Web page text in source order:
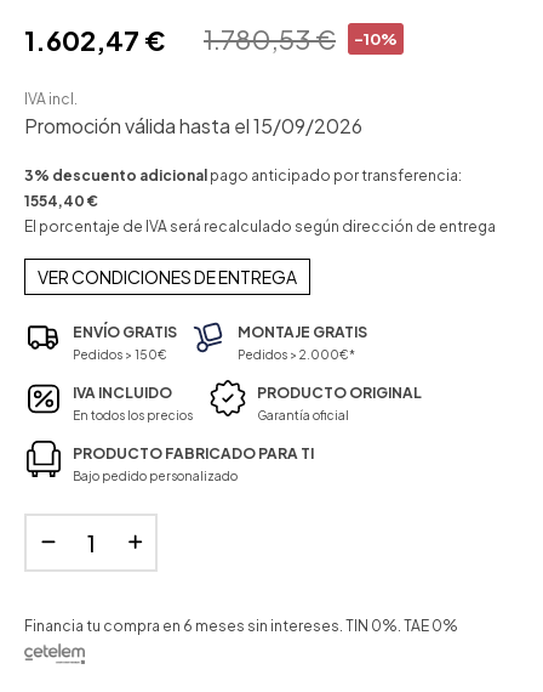
-10%
1.780,53 €
1.602,47 €
IVA incl.
Promoción válida hasta el 15/09/2026
3% descuento adicional pago anticipado por transferencia:
1554,40 €
El porcentaje de IVA será recalculado según dirección de entrega
VER CONDICIONES DE ENTREGA
ENVÍO GRATIS
Pedidos > 150€
MONTAJE GRATIS
Pedidos > 2.000€*
IVA INCLUIDO
En todos los precios
PRODUCTO ORIGINAL
Garantía oficial
PRODUCTO FABRICADO PARA TI
Bajo pedido personalizado
Financia tu compra en 6 meses sin intereses. TIN 0%. TAE 0%